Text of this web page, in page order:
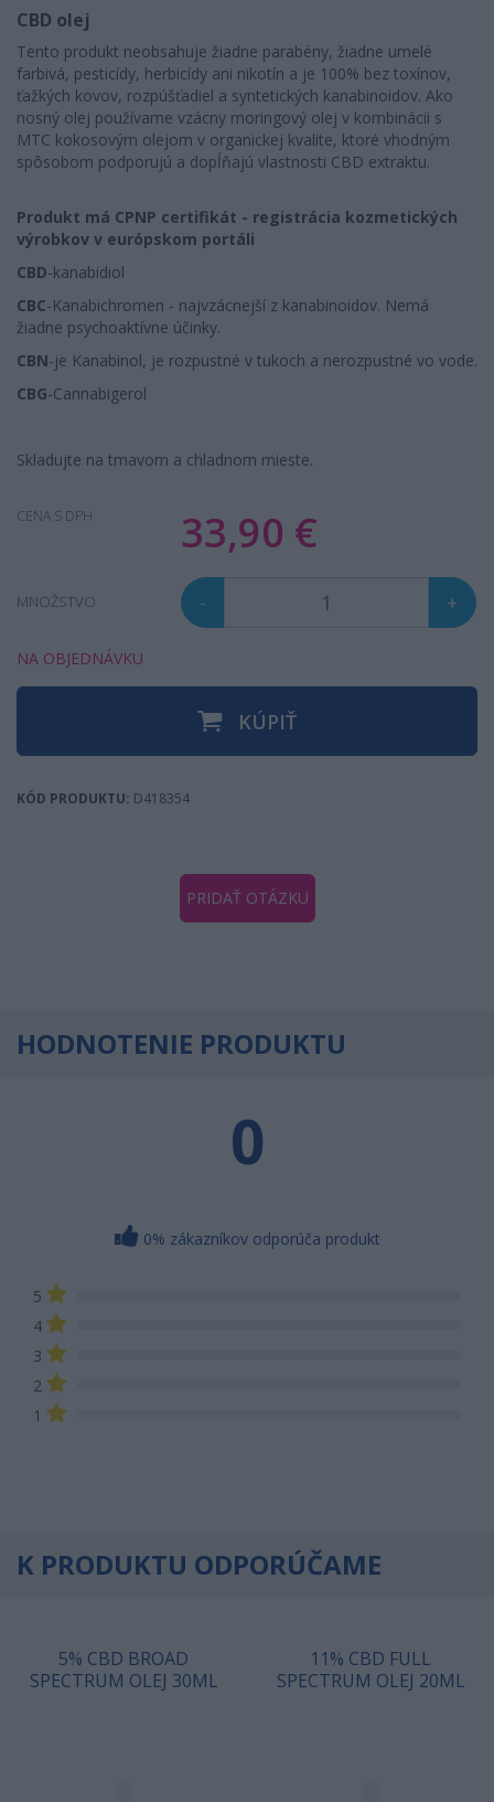
CBD olej
Tento produkt neobsahuje žiadne parabény, žiadne umelé
farbivá, pesticídy, herbicídy ani nikotín a je 100% bez toxínov,
ťažkých kovov, rozpúšťadiel a syntetických kanabinoidov. Ako
nosný olej používame vzácny moringový olej v kombinácii s
MTC kokosovým olejom v organickej kvalite, ktoré vhodným
spôsobom podporujú a dopĺňajú vlastnosti CBD extraktu.
Produkt má CPNP certifikát - registrácia kozmetických
výrobkov v európskom portáli
CBD-kanabidiol
CBC-Kanabichromen - najvzácnejší z kanabinoidov. Nemá
žiadne psychoaktívne účinky.
CBN-je Kanabinol, je rozpustné v tukoch a nerozpustné vo vode.
CBG-Cannabigerol
Skladujte na tmavom a chladnom mieste.
CENA S DPH 33,90 €
MNOŽSTVO - +
NA OBJEDNÁVKU
KÚPIŤ
KÓD PRODUKTU: D418354
PRIDAŤ OTÁZKU
HODNOTENIE PRODUKTU
0
0% zákazníkov odporúča produkt
5
4
3
2
1
K PRODUKTU ODPORÚČAME
5% CBD BROAD
SPECTRUM OLEJ 30ML
11% CBD FULL
SPECTRUM OLEJ 20ML